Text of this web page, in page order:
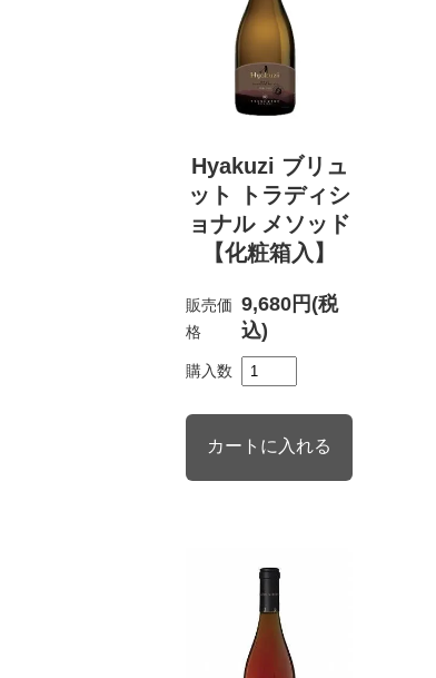
Hyakuzi ブリュ
ット トラディシ
ョナル メソッド
【化粧箱入】
販売価
格
9,680円(税
込)
購入数